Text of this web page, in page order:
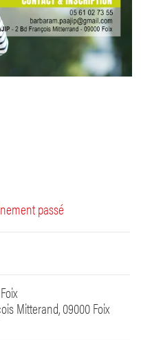
passé
Mitterand, 09000 Foix